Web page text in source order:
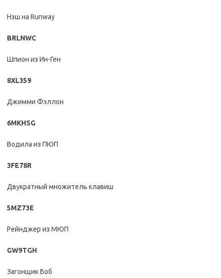
Нэш на Runway
BRLNWC
Шпион из Ин-Ген
8XL359
Джимми Фэллон
6MKHSG
Водила из ПЮП
3FE78R
Двукратный множитель клавиш
5MZ73E
Рейнджер из МЮП
GW9TGH
Загонщик Боб